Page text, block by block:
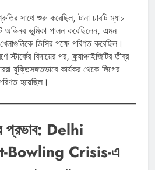
সাথে শুরু করেছিল, টানা চারটি ম্যাচ
অভিনব ভূমিকা পালন করেছিলেন, এমন
ডিসির পক্ষে পরিণত করেছিল।
বিদায়ের পর, ফ্র্যাঞ্চাইজিটির তীব্র
যুক্তিসঙ্গতভাবে কার্যকর থেকে লিগের
হয়েছিল।
প্রভাব: Delhi
Bowling Crisis-এ